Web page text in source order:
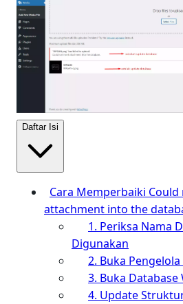
Daftar Isi
Cara Memperbaiki
attachment into the
1. Periksa Nama
Digunakan
2. Buka
3. Buka Database
4. Update